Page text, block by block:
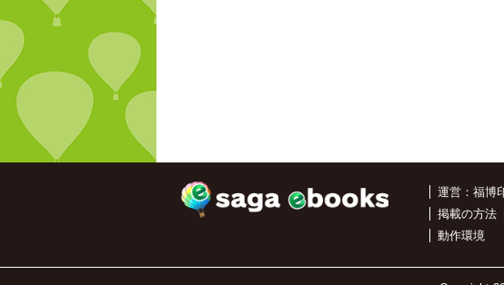
運営：福博
掲載の方法
動作環境